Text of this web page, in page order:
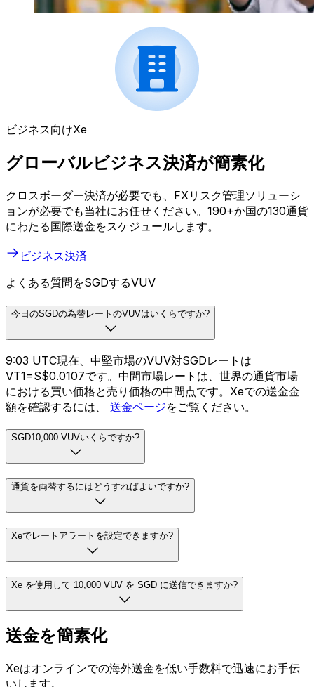
ビジネス向けXe
グローバルビジネス決済が簡素化
クロスボーダー決済が必要でも、FXリスク管理ソリューシ
ョンが必要でも当社にお任せください。190+か国の130通貨
にわたる国際送金をスケジュールします。
ビジネス決済
よくある質問をSGDするVUV
今日のSGDの為替レートのVUVはいくらですか?
9:03 UTC現在、中堅市場のVUV対SGDレートは
VT1=S$0.0107です。中間市場レートは、世界の通貨市場
における買い価格と売り価格の中間点です。Xeでの送金金
額を確認するには、 送金ページをご覧ください。
SGD10,000 VUVいくらですか?
通貨を両替するにはどうすればよいですか?
Xeでレートアラートを設定できますか?
Xe を使用して 10,000 VUV を SGD に送信できますか?
送金を簡素化
Xeはオンラインでの海外送金を低い手数料で迅速にお手伝
いします。